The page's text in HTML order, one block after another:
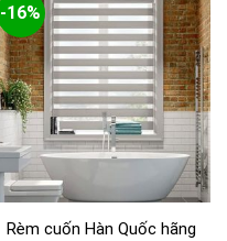
-16%
Rèm cuốn Hàn Quốc hãng